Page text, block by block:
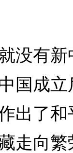
有新
国成
出了和
走向繁